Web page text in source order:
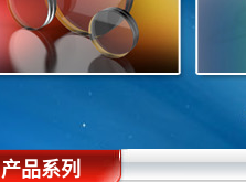
产品系列